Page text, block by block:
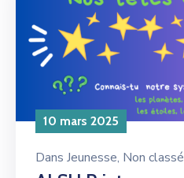
10 mars 2025
Dans Jeunesse‚ Non classé